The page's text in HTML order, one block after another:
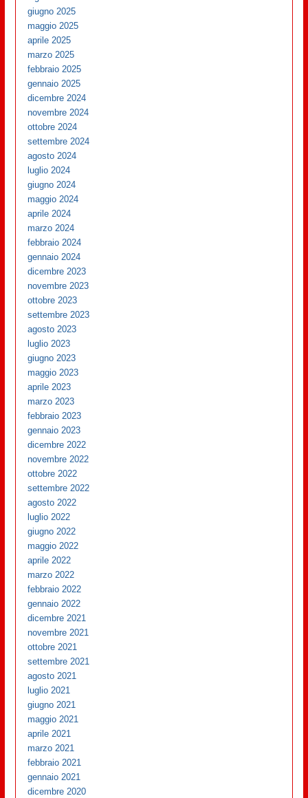
giugno 2025
maggio 2025
aprile 2025
marzo 2025
febbraio 2025
gennaio 2025
dicembre 2024
novembre 2024
ottobre 2024
settembre 2024
agosto 2024
luglio 2024
giugno 2024
maggio 2024
aprile 2024
marzo 2024
febbraio 2024
gennaio 2024
dicembre 2023
novembre 2023
ottobre 2023
settembre 2023
agosto 2023
luglio 2023
giugno 2023
maggio 2023
aprile 2023
marzo 2023
febbraio 2023
gennaio 2023
dicembre 2022
novembre 2022
ottobre 2022
settembre 2022
agosto 2022
luglio 2022
giugno 2022
maggio 2022
aprile 2022
marzo 2022
febbraio 2022
gennaio 2022
dicembre 2021
novembre 2021
ottobre 2021
settembre 2021
agosto 2021
luglio 2021
giugno 2021
maggio 2021
aprile 2021
marzo 2021
febbraio 2021
gennaio 2021
dicembre 2020